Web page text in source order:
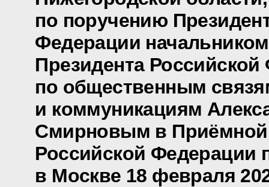
по поручению
Федерации
Президента
по общественным
и коммуникациям
Смирновым в Приёмной
Российской Федерации
в Москве 18 февраля